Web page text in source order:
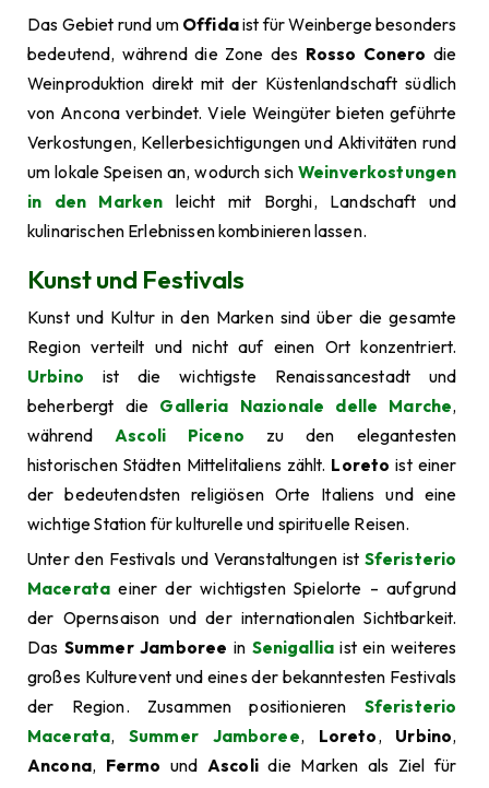
Das Gebiet rund um Offidaist für Weinberge besonders
bedeutend, während die Zone des Rosso Conero die
Weinproduktion direkt mit der Küstenlandschaft südlich
von Ancona verbindet. Viele Weingüter bieten geführte
Verkostungen, Kellerbesichtigungen und Aktivitäten rund
um lokale Speisen an, wodurch sich Weinverkostungen
in den Marken leicht mit Borghi, Landschaft und
kulinarischen Erlebnissen kombinieren lassen.
Kunst und Festivals
Kunst und Kultur in den Marken sind über die gesamte
Region verteilt und nicht auf einen Ort konzentriert.
Urbino ist die wichtigste Renaissancestadt und
beherbergt die Galleria Nazionale delle Marche,
währendAscoli Piceno zu den elegantesten
historischen Städten Mittelitaliens zählt. Loreto ist einer
der bedeutendsten religiösen Orte Italiens und eine
wichtige Station für kulturelle und spirituelle Reisen.
Unter den Festivals und Veranstaltungen ist Sferisterio
Macerata einer der wichtigsten Spielorte – aufgrund
der Opernsaison und der internationalen Sichtbarkeit.
Das Summer Jamboree in Senigallia ist ein weiteres
großes Kulturevent und eines der bekanntesten Festivals
der Region. Zusammen positionieren Sferisterio
Macerata,Summer Jamboree, Loreto, Urbino,
Ancona, Fermo und Ascolidie Marken als Ziel für